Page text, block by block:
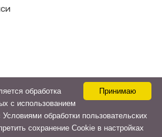
Принимаю
обработка
с использованием
обработки пользовательских
сохранение Cookie в настройках